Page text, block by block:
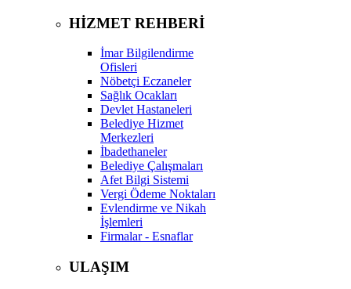
HİZMET REHBERİ
İmar Bilgilendirme
Ofisleri
Nöbetçi Eczaneler
Sağlık Ocakları
Devlet Hastaneleri
Belediye Hizmet
Merkezleri
İbadethaneler
Belediye Çalışmaları
Afet Bilgi Sistemi
Vergi Ödeme Noktaları
Evlendirme ve Nikah
İşlemleri
Firmalar - Esnaflar
ULAŞIM